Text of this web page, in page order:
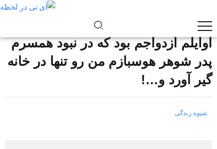
اوایلم ازدواجم بود که در نبود همسرم
پدر شوهر هوسبازم من رو تنها در خانه
گیر آورد و…!
شیوه زندگی